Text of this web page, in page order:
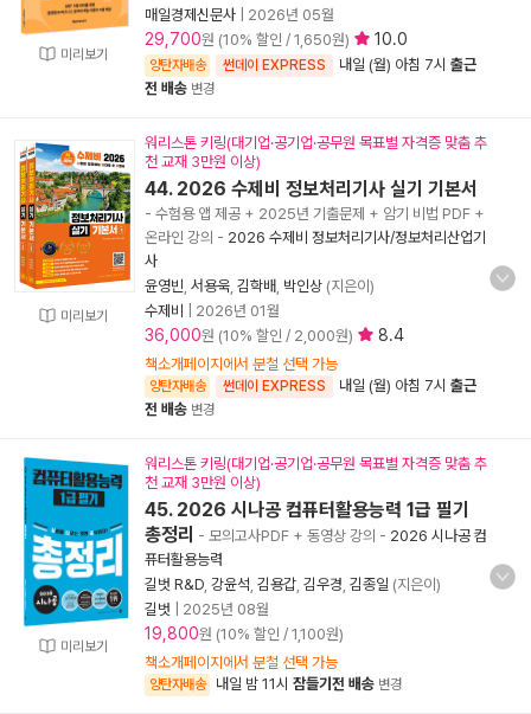
미리보기
매일경제신문사
2026년 05월
29,700원 (10% 할인 / 1,650원) 10.0
양탄자배송 썬데이 EXPRESS 내일 (월) 아침 7시 출근
전 배송 변경
미리보기
워리스톤 키링(대기업·공기업·공무원 목표별 자격증 맞춤 추
천 교재 3만원 이상)
44. 2026 수제비 정보처리기사 실기 기본서
- 수험용 앱 제공 + 2025년 기출문제 + 암기 비법 PDF +
온라인 강의 - 2026 수제비 정보처리기사/정보처리산업기
사
윤영빈 서용욱 김학배 박인상 (지은이)
수제비
2026년 01월
36,000원 (10% 할인 / 2,000원) 8.4
책소개페이지에서 분철 선택 가능
양탄자배송 썬데이 EXPRESS 내일 (월) 아침 7시 출근
전 배송 변경
미리보기
워리스톤 키링(대기업·공기업·공무원 목표별 자격증 맞춤 추
천 교재 3만원 이상)
45. 2026 시나공 컴퓨터활용능력 1급 필기
총정리 - 모의고사PDF + 동영상 강의 - 2026 시나공 컴
퓨터활용능력
길벗 R&D 강윤석 김용갑 김우경 김종일 (지은이)
길벗
2025년 08월
19,800원 (10% 할인 / 1,100원)
책소개페이지에서 분철 선택 가능
양탄자배송 내일 밤 11시 잠들기전 배송 변경